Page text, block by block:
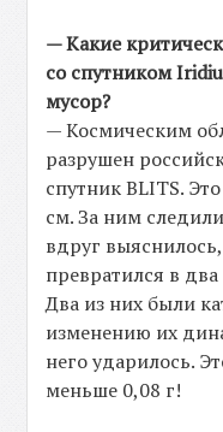
— Какие
со спутником
мусор?
— Космическим
разрушен
спутник BLITS.
см. За ним
вдруг
превратился в
Два из них были
изменению их
него ударилось.
меньше 0,08 г!